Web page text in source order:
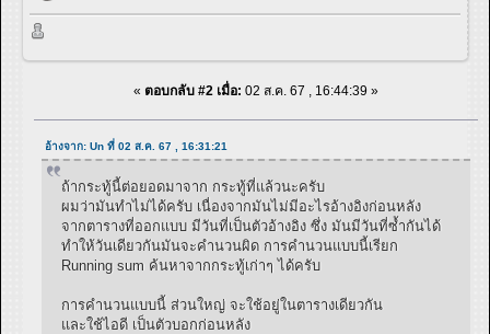
« ตอบกลับ #2 เมื่อ: 02 ส.ค. 67 , 16:44:39 »
อ้างจาก: Un ที่ 02 ส.ค. 67 , 16:31:21
ถ้ากระทู้นี้ต่อยอดมาจาก กระทู้ที่แล้วนะครับ
ผมว่ามันทำไม่ได้ครับ เนื่องจากมันไม่มีอะไรอ้างอิงก่อนหลัง
จากตารางที่ออกแบบ มีวันที่เป็นตัวอ้างอิง ซึ่ง มันมีวันที่ซ้ำกันได้
ทำให้วันเดียวกันมันจะคำนวนผิด การคำนวนแบบนี้เรียก
Running sum ค้นหาจากกระทู้เก่าๆ ได้ครับ
การคำนวนแบบนี้ ส่วนใหญ่ จะใช้อยู่ในตารางเดียวกัน
และใช้ไอดี เป็นตัวบอกก่อนหลัง